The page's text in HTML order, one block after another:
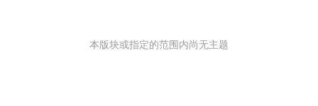
本版块或指定的范围内尚无主题